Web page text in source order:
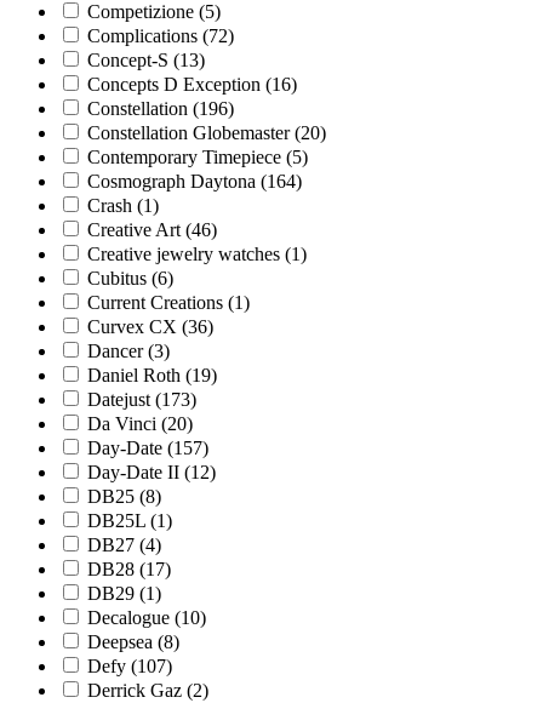
Competizione (5)
Complications (72)
Concept-S (13)
Concepts D Exception (16)
Constellation (196)
Constellation Globemaster (20)
Contemporary Timepiece (5)
Cosmograph Daytona (164)
Crash (1)
Creative Art (46)
Creative jewelry watches (1)
Cubitus (6)
Current Creations (1)
Curvex CX (36)
Dancer (3)
Daniel Roth (19)
Datejust (173)
Da Vinci (20)
Day-Date (157)
Day-Date II (12)
DB25 (8)
DB25L (1)
DB27 (4)
DB28 (17)
DB29 (1)
Decalogue (10)
Deepsea (8)
Defy (107)
Derrick Gaz (2)